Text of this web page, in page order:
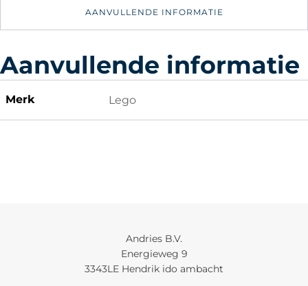
AANVULLENDE INFORMATIE
Aanvullende informatie
Merk Lego
Andries B.V.
Energieweg 9
3343LE Hendrik ido ambacht